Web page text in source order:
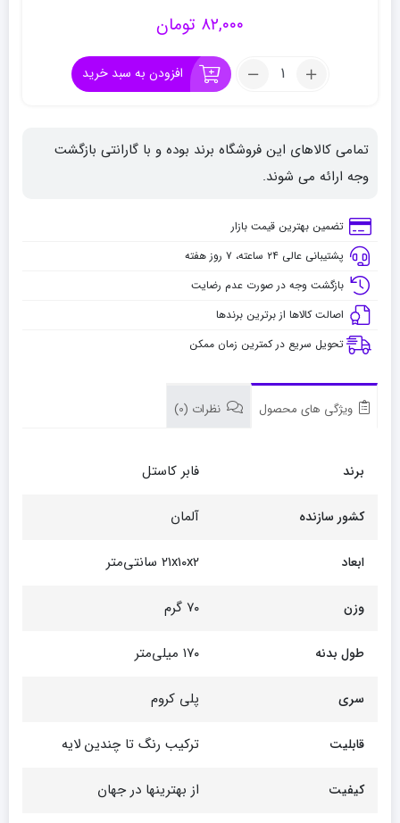
۸۲,۰۰۰ تومان
تعداد:
کاستل
پلی
طیف
پوست
کد
191
افزودن به سبد خرید
تمامی کالاهای این فروشگاه برند بوده و با گارانتی بازگشت
وجه ارائه می شوند.
تضمین بهترین قیمت بازار
پشتیبانی عالی ۲۴ ساعته، ۷ روز هفته
بازگشت وجه در صورت عدم رضایت
اصالت کالاها از برترین برندها
تحویل سریع در کمترین زمان ممکن
ویژگی های محصول نظرات (0)
برند فابر کاستل
کشور سازنده آلمان
ابعاد ۲۱x۱۰x۲ سانتی‌متر
وزن ۷۰ گرم
طول بدنه ۱۷۰ میلی‌متر
سری پلی کروم
قابلیت ترکیب رنگ تا چندین لایه
کیفیت از بهترینها در جهان